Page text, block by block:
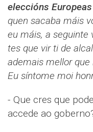
eleccións
quen sacaba máis
eu máis, a seguinte
tes que vir ti de
ademais mellor que
Eu síntome moi
- Que cres que
accede ao